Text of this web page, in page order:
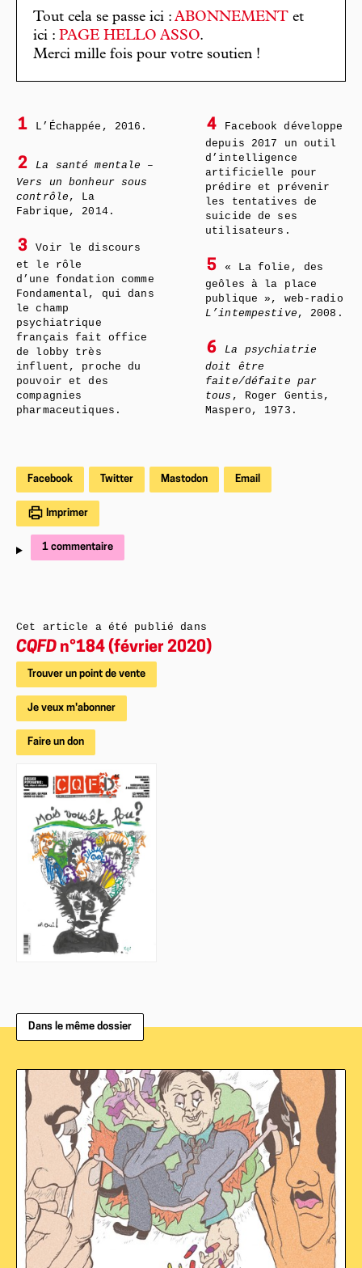
Tout cela se passe ici : ABONNEMENT et
ici : PAGE HELLO ASSO.
Merci mille fois pour votre soutien !
1 L’Échappée, 2016.
2
La santé mentale –
Vers un bonheur sous
contrôle , La
Fabrique, 2014.
3
Voir le discours
et le rôle
d’une fondation comme
Fondamental, qui dans
le champ
psychiatrique
français fait office
de lobby très
influent, proche du
pouvoir et des
compagnies
pharmaceutiques.
4
Facebook développe
depuis 2017 un outil
d’intelligence
artificielle pour
prédire et prévenir
les tentatives de
suicide de ses
utilisateurs.
5
« La folie, des
geôles à la place
publique », web-radio
L’intempestive , 2008.
6
La psychiatrie
doit être
faite/défaite par
tous , Roger Gentis,
Maspero, 1973.
Facebook Twitter Mastodon Email
Imprimer
1 commentaire
Cet article a été publié dans
CQFD n°184 (février 2020)
Trouver un point de vente
Je veux m'abonner
Faire un don
Dans le même dossier